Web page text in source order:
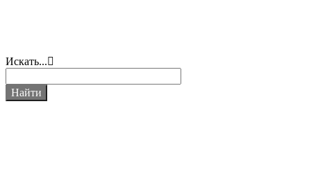
Искать...
Найти